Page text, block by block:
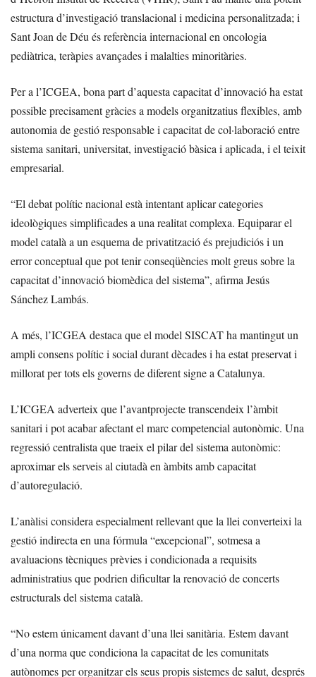
estructura d’investigació translacional i medicina personalitzada; i
Sant Joan de Déu és referència internacional en oncologia
pediàtrica, teràpies avançades i malalties minoritàries.
Per a l’ICGEA, bona part d’aquesta capacitat d’innovació ha estat
possible precisament gràcies a models organitzatius flexibles, amb
autonomia de gestió responsable i capacitat de col·laboració entre
sistema sanitari, universitat, investigació bàsica i aplicada, i el teixit
empresarial.
“El debat polític nacional està intentant aplicar categories
ideològiques simplificades a una realitat complexa. Equiparar el
model català a un esquema de privatització és prejudiciós i un
error conceptual que pot tenir conseqüències molt greus sobre la
capacitat d’innovació biomèdica del sistema”, afirma Jesús
Sánchez Lambás.
A més, l’ICGEA destaca que el model SISCAT ha mantingut un
ampli consens polític i social durant dècades i ha estat preservat i
millorat per tots els governs de diferent signe a Catalunya.
L’ICGEA adverteix que l’avantprojecte transcendeix l’àmbit
sanitari i pot acabar afectant el marc competencial autonòmic. Una
regressió centralista que traeix el pilar del sistema autonòmic:
aproximar els serveis al ciutadà en àmbits amb capacitat
d’autoregulació.
L’anàlisi considera especialment rellevant que la llei converteixi la
gestió indirecta en una fórmula “excepcional”, sotmesa a
avaluacions tècniques prèvies i condicionada a requisits
administratius que podrien dificultar la renovació de concerts
estructurals del sistema català.
“No estem únicament davant d’una llei sanitària. Estem davant
d’una norma que condiciona la capacitat de les comunitats
autònomes per organitzar els seus propis sistemes de salut, després